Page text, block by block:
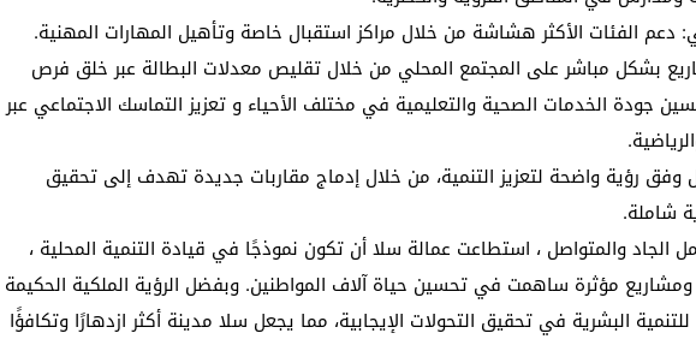
دعم الفئات الأكثر هشاشة من خلال مراكز استقبال خاصة وتأهيل المهارات المهنية.
بشكل مباشر على المجتمع المحلي من خلال تقليص معدلات البطالة عبر خلق فرص
جودة الخدمات الصحية والتعليمية في مختلف الأحياء و تعزيز التماسك الاجتماعي عبر
وفق رؤية واضحة لتعزيز التنمية، من خلال إدماج مقاربات جديدة تهدف إلى تحقيق
شاملة.
من العمل الجاد والمتواصل ، استطاعت عمالة سلا أن تكون نموذجًا في قيادة التنمية المحلية ،
مؤثرة ساهمت في تحسين حياة آلاف المواطنين. وبفضل الرؤية الملكية الحكيمة
البشرية في تحقيق التحولات الإيجابية، مما يجعل سلا مدينة أكثر ازدهارًا وتكافؤًا